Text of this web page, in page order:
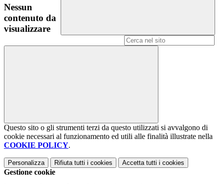
Nessun
contenuto da
visualizzare
Questo sito o gli strumenti terzi da questo utilizzati si avvalgono di
cookie necessari al funzionamento ed utili alle finalità illustrate nella
COOKIE POLICY.
Personalizza Rifiuta tutti i cookies Accetta tutti i cookies
Gestione cookie